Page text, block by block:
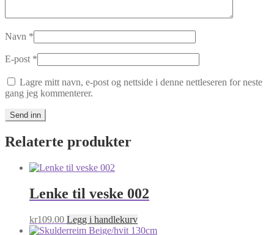
Navn *
E-post *
Lagre mitt navn, e-post og nettside i denne nettleseren for neste
gang jeg kommenterer.
Relaterte produkter
Lenke til veske 002
kr109.00 Legg i handlekurv